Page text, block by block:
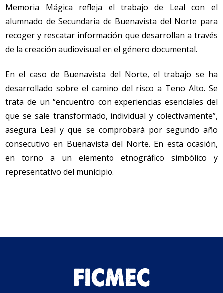
Memoria Mágica refleja el trabajo de Leal con el
alumnado de Secundaria de Buenavista del Norte para
recoger y rescatar información que desarrollan a través
de la creación audiovisual en el género documental.
En el caso de Buenavista del Norte, el trabajo se ha
desarrollado sobre el camino del risco a Teno Alto. Se
trata de un “encuentro con experiencias esenciales del
que se sale transformado, individual y colectivamente”,
asegura Leal y que se comprobará por segundo año
consecutivo en Buenavista del Norte. En esta ocasión,
en torno a un elemento etnográfico simbólico y
representativo del municipio.